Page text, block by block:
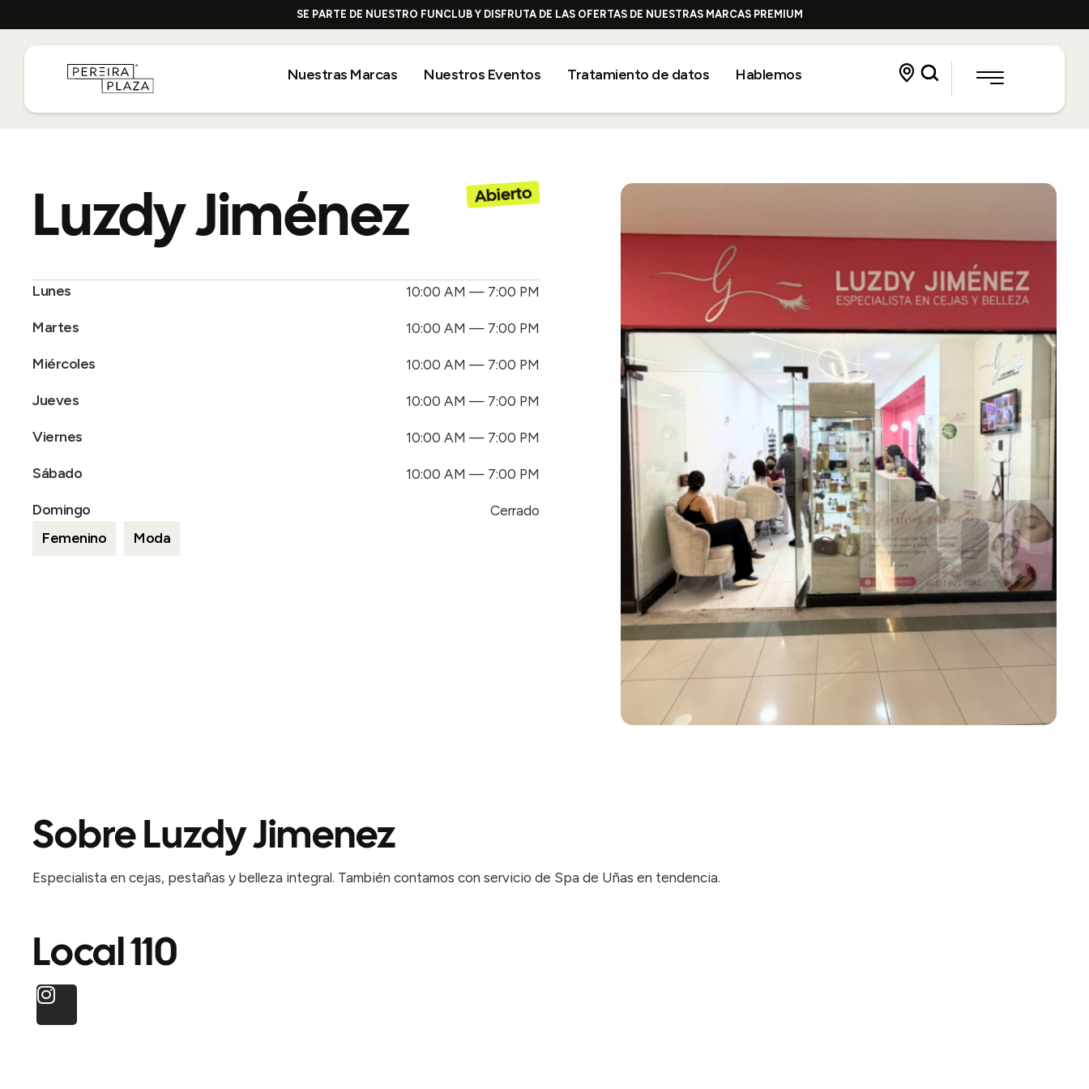
SE PARTE DE NUESTRO FUNCLUB Y DISFRUTA DE LAS OFERTAS DE NUESTRAS MARCAS PREMIUM
Nuestras Marcas Nuestros Eventos Tratamiento de datos Hablemos
Luzdy Jiménez Abierto
Nivel 1
Lunes 10:00 AM — 7:00 PM
Martes 10:00 AM — 7:00 PM
Miércoles 10:00 AM — 7:00 PM
Jueves 10:00 AM — 7:00 PM
Viernes 10:00 AM — 7:00 PM
Sábado 10:00 AM — 7:00 PM
Domingo Cerrado
Femenino Moda
Sobre Luzdy Jimenez
Especialista en cejas, pestañas y belleza integral. También contamos con servicio de Spa de Uñas en tendencia.
Local 110